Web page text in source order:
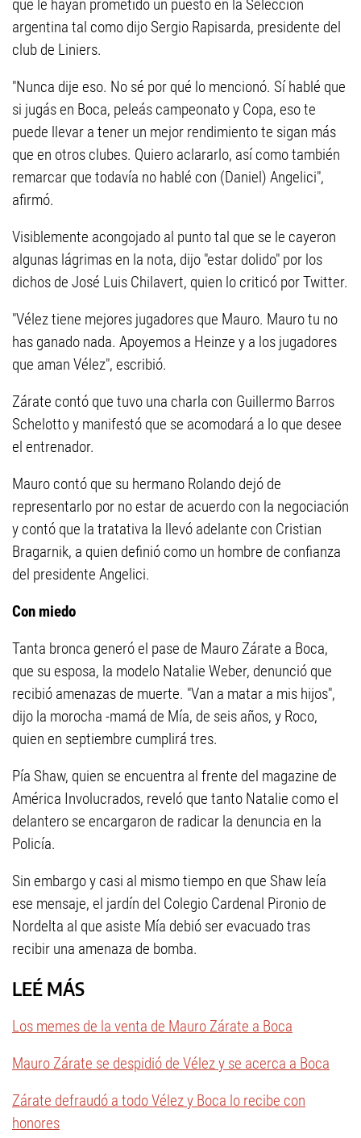
que le hayan prometido un puesto en la Selección
argentina tal como dijo Sergio Rapisarda, presidente del
club de Liniers.
"Nunca dije eso. No sé por qué lo mencionó. Sí hablé que
si jugás en Boca, peleás campeonato y Copa, eso te
puede llevar a tener un mejor rendimiento te sigan más
que en otros clubes. Quiero aclararlo, así como también
remarcar que todavía no hablé con (Daniel) Angelici",
afirmó.
Visiblemente acongojado al punto tal que se le cayeron
algunas lágrimas en la nota, dijo "estar dolido" por los
dichos de José Luis Chilavert, quien lo criticó por Twitter.
"Vélez tiene mejores jugadores que Mauro. Mauro tu no
has ganado nada. Apoyemos a Heinze y a los jugadores
que aman Vélez", escribió.
Zárate contó que tuvo una charla con Guillermo Barros
Schelotto y manifestó que se acomodará a lo que desee
el entrenador.
Mauro contó que su hermano Rolando dejó de
representarlo por no estar de acuerdo con la negociación
y contó que la tratativa la llevó adelante con Cristian
Bragarnik, a quien definió como un hombre de confianza
del presidente Angelici.
Con miedo
Tanta bronca generó el pase de Mauro Zárate a Boca,
que su esposa, la modelo Natalie Weber, denunció que
recibió amenazas de muerte. "Van a matar a mis hijos",
dijo la morocha -mamá de Mía, de seis años, y Roco,
quien en septiembre cumplirá tres.
Pía Shaw, quien se encuentra al frente del magazine de
América Involucrados, reveló que tanto Natalie como el
delantero se encargaron de radicar la denuncia en la
Policía.
Sin embargo y casi al mismo tiempo en que Shaw leía
ese mensaje, el jardín del Colegio Cardenal Pironio de
Nordelta al que asiste Mía debió ser evacuado tras
recibir una amenaza de bomba.
LEÉ MÁS
Los memes de la venta de Mauro Zárate a Boca
Mauro Zárate se despidió de Vélez y se acerca a Boca
Zárate defraudó a todo Vélez y Boca lo recibe con
honores